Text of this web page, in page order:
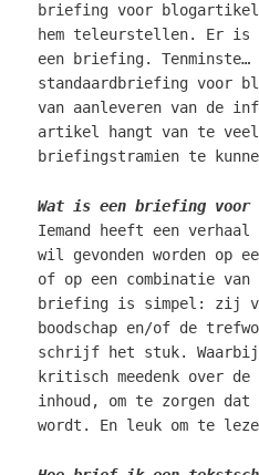
briefing voor
hem teleurstellen. Er is
een briefing. Tenminste…
standaardbriefing voor
van aanleveren van de
artikel hangt van te
briefingstramien te
Wat is een briefing voor
Iemand heeft een
wil gevonden worden op
of op een combinatie van
briefing is simpel: zij
boodschap en/of de
schrijf het stuk.
kritisch meedenk over
inhoud, om te zorgen dat
wordt. En leuk om te